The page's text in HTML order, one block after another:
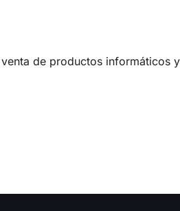
de productos informáticos